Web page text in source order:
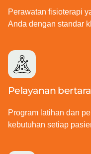
Perawatan fisioterapi
Anda dengan standar
Pelayanan
Program latihan dan
kebutuhan setiap